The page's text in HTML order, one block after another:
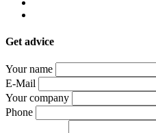
Get advice
Your name
E-Mail
Your company
Phone